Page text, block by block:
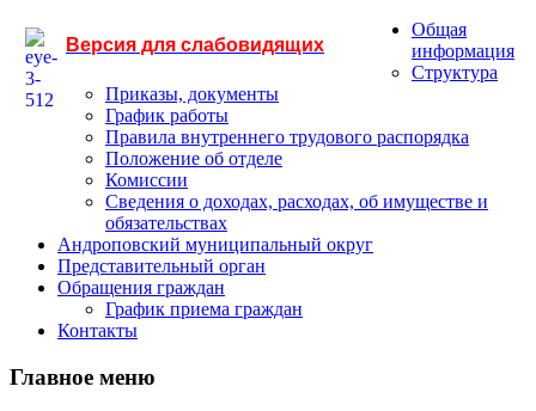
Версия для слабовидящих
Общая
информация
Структура
Приказы, документы
График работы
Правила внутреннего трудового распорядка
Положение об отделе
Комиссии
Сведения о доходах, расходах, об имуществе и
обязательствах
Андроповский муниципальный округ
Представительный орган
Обращения граждан
График приема граждан
Контакты
Главное меню